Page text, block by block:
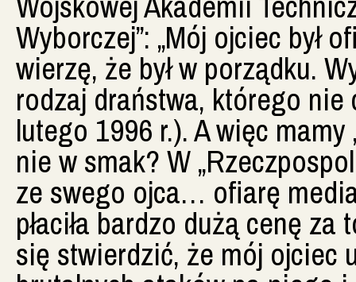
Wyborczej”: „Mój ojciec był
wierzę, że był w porządku.
rodzaj draństwa, którego nie
lutego 1996 r.). A więc mamy
nie w smak? W
ze swego ojca… ofiarę
płaciła bardzo dużą cenę
się stwierdzić, że mój ojciec